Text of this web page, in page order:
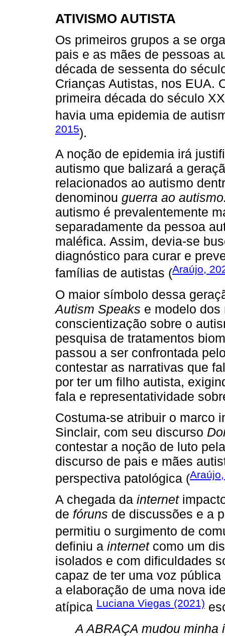
ATIVISMO AUTISTA
Os primeiros grupos a se
pais e as mães de pessoas
década de sessenta do
Crianças Autistas, nos EUA.
primeira década do século
havia uma epidemia de
2015).
A noção de epidemia irá
autismo que balizará a
relacionados ao autismo
denominou guerra ao
autismo é prevalentemente
separadamente da pessoa
maléfica. Assim, devia-se
diagnóstico para curar e
famílias de autistas (Araújo,
O maior símbolo dessa
Autism Speaks e modelo
conscientização sobre o
pesquisa de tratamentos
passou a ser confrontada
contestar as narrativas que
por ter um filho autista,
fala e representatividade
Costuma-se atribuir o marco
Sinclair, com seu discurso
contestar a noção de luto
discurso de pais e mães
perspectiva patológica (
A chegada da internet
de fóruns de discussões e a
permitiu o surgimento de
definiu a internetcomo um
isolados e com dificuldades
capaz de ter uma voz
a elaboração de uma nova
atípica Luciana Viegas (2021)
A ABRAÇA mudou